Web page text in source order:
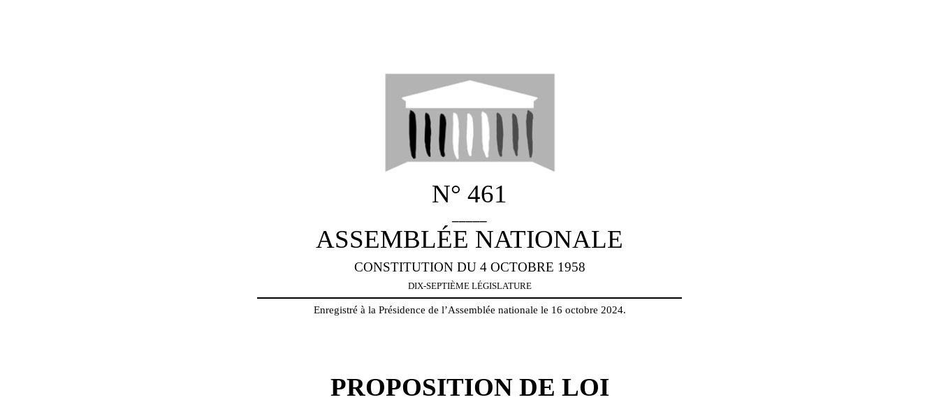
N° 461
ASSEMBLÉE NATIONALE
CONSTITUTION DU 4 OCTOBRE 1958
DIX-SEPTIÈME LÉGISLATURE
Enregistré à la Présidence de l’Assemblée nationale le 16 octobre 2024.
PROPOSITION DE LOI